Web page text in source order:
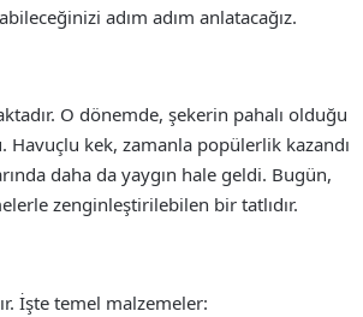
adım adım anlatacağız.
O dönemde, şekerin pahalı olduğu
Havuçlu kek, zamanla popülerlik kazandı
daha da yaygın hale geldi. Bugün,
zenginleştirilebilen bir tatlıdır.
İşte temel malzemeler: